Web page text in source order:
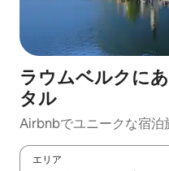
ラウムベルクに
タル
Airbnbでユニークな宿泊
エリア